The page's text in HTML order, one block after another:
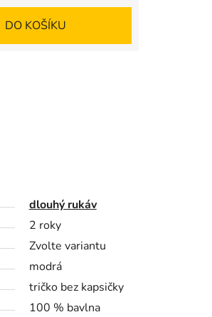
DO KOŠÍKU
dlouhý rukáv
2 roky
Zvolte variantu
modrá
tričko bez kapsičky
100 % bavlna